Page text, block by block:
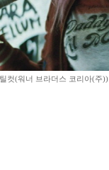
컷(워너 브라더스 코리아(주))